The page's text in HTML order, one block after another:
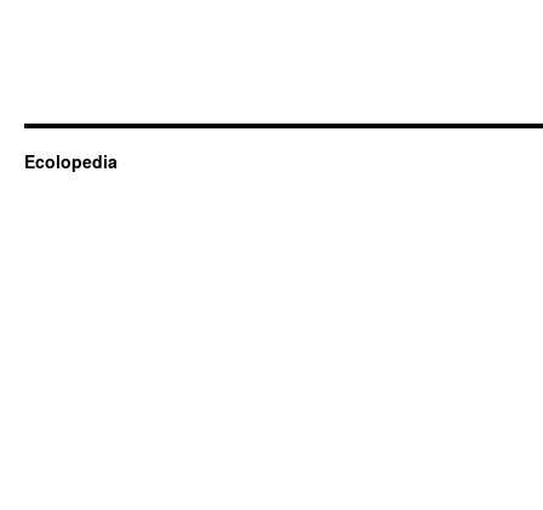
Ecolopedia